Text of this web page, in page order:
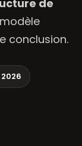
de
conclusion.